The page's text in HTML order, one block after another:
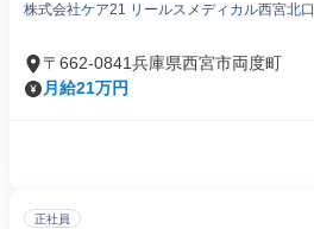
株式会社ケア21 リールスメディカル西宮北口
〒662-0841兵庫県西宮市両度町
月給21万円
正社員